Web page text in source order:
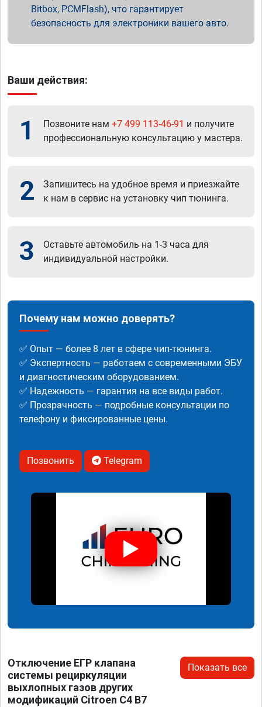
Bitbox, PCMFlash), что гарантирует
безопасность для электроники вашего авто.
Ваши действия:
1 Позвоните нам +7 499 113-46-91 и получите
профессиональную консультацию у мастера.
2
Запишитесь на удобное время и приезжайте
к нам в сервис на установку чип тюнинга.
3
Оставьте автомобиль на 1-3 часа для
индивидуальной настройки.
Почему нам можно доверять?
✅ Опыт — более 8 лет в сфере чип-тюнинга.
✅ Экспертность — работаем с современными ЭБУ
и диагностическим оборудованием.
✅ Надежность — гарантия на все виды работ.
✅ Прозрачность — подробные консультации по
телефону и фиксированные цены.
Позвонить Telegram
Отключение ЕГР клапана
системы рециркуляции
выхлопных газов других
модификаций Citroen C4 B7
Показать все